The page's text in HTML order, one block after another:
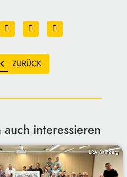
chevron_left ZURÜCK
interessieren
LRA Bamberg